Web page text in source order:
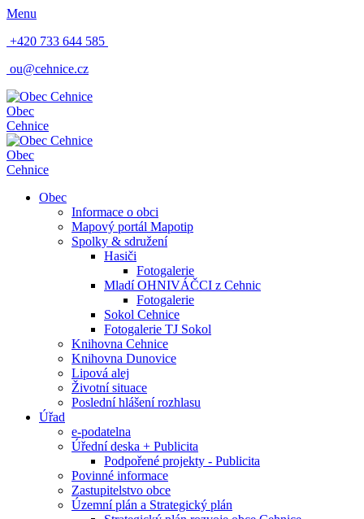
Menu
+420 733 644 585
ou@cehnice.cz
Obec
Cehnice
Obec
Cehnice
Obec
Informace o obci
Mapový portál Mapotip
Spolky & sdružení
Hasiči
Fotogalerie
Mladí OHNIVÁČCI z Cehnic
Fotogalerie
Sokol Cehnice
Fotogalerie TJ Sokol
Knihovna Cehnice
Knihovna Dunovice
Lipová alej
Životní situace
Poslední hlášení rozhlasu
Úřad
e-podatelna
Úřední deska + Publicita
Podpořené projekty - Publicita
Povinné informace
Zastupitelstvo obce
Územní plán a Strategický plán